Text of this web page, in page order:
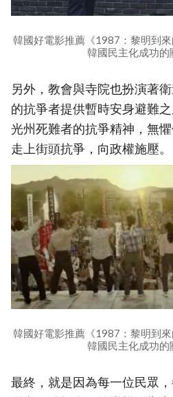
韓國好電影推薦《1987：黎明到
韓國民主化成功的
另外，教會與寺院也扮演著
的抗爭者提供暫時安身避難
光州死難者的抗爭精神，無
走上街頭抗爭，向政權施壓。
韓國好電影推薦《1987：黎明到
韓國民主化成功的
最終，就是因為每一位民眾